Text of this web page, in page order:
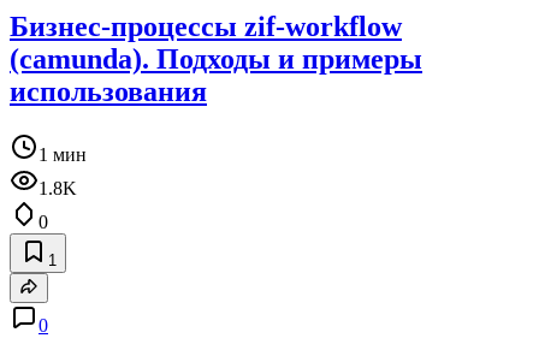
Бизнес-процессы zif-workflow
(camunda). Подходы и примеры
использования
1 мин
1.8K
0
1
0